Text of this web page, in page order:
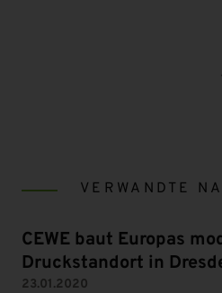
VERWANDTE
CEWE baut Europas
Druckstandort in
23.01.2020